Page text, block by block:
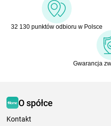
32 130 punktów odbioru w Polsce
Gwarancja
O spółce
Kontakt